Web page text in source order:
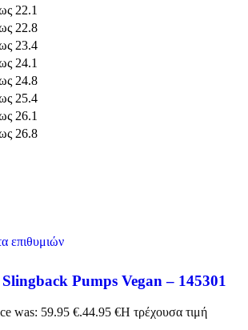
22.1
22.8
23.4
24.1
24.8
25.4
26.1
26.8
επιθυμιών
Slingback Pumps Vegan – 145301
was: 59.95 €.44.95 €Η τρέχουσα τιμή